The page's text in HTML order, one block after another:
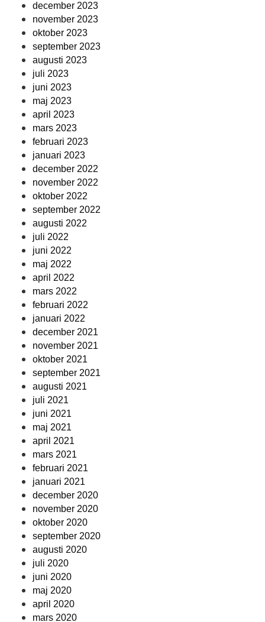
december 2023
november 2023
oktober 2023
september 2023
augusti 2023
juli 2023
juni 2023
maj 2023
april 2023
mars 2023
februari 2023
januari 2023
december 2022
november 2022
oktober 2022
september 2022
augusti 2022
juli 2022
juni 2022
maj 2022
april 2022
mars 2022
februari 2022
januari 2022
december 2021
november 2021
oktober 2021
september 2021
augusti 2021
juli 2021
juni 2021
maj 2021
april 2021
mars 2021
februari 2021
januari 2021
december 2020
november 2020
oktober 2020
september 2020
augusti 2020
juli 2020
juni 2020
maj 2020
april 2020
mars 2020